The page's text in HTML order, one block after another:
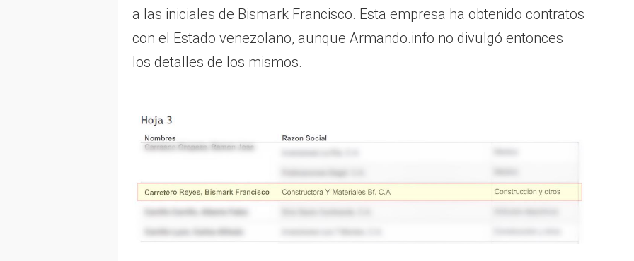
a las iniciales de Bismark Francisco. Esta empresa ha obtenido contratos
con el Estado venezolano, aunque Armando.info no divulgó entonces
los detalles de los mismos.